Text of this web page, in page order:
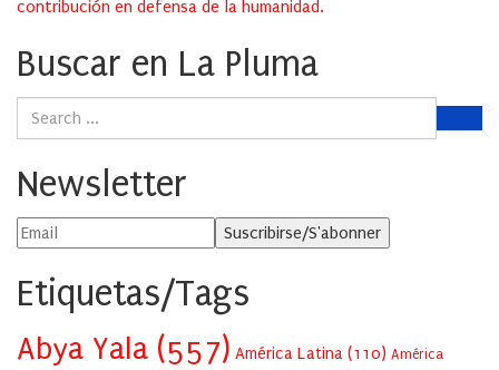
contribución en defensa de la humanidad.
Buscar en La Pluma
Newsletter
Etiquetas/Tags
Abya Yala (557) América Latina (110) América